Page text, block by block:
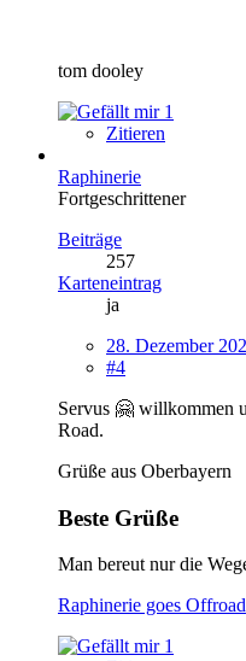
tom dooley
1
Zitieren
Raphinerie
Fortgeschrittener
Beiträge
257
Karteneintrag
ja
28. Dezember
#4
Servus 🤗 willkommen
Road.
Grüße aus Oberbayern
Beste Grüße
Man bereut nur die
Raphinerie goes Offroad
1